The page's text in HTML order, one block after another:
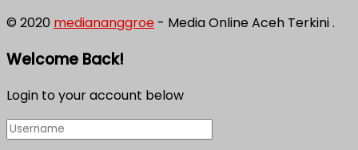
© 2020 mediananggroe - Media Online Aceh Terkini .
Welcome Back!
Login to your account below